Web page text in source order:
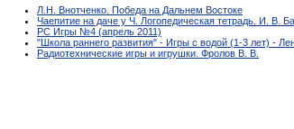
Л.Н. Внотченко. Победа на Дальнем Востоке
Чаепитие на даче у Ч. Логопедическая тетрадь. И. В.
PC Игры №4 (апрель 2011)
"Школа раннего развития" - Игры с водой (1-3 лет) -
Радиотехнические игры и игрушки. Фролов В. В.